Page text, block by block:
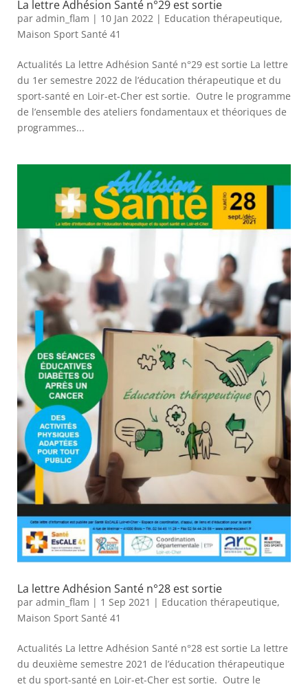
La lettre Adhésion Santé n°29 est sortie
par admin_flam | 10 Jan 2022 | Education thérapeutique,
Maison Sport Santé 41
Actualités La lettre Adhésion Santé n°29 est sortie La lettre
du 1er semestre 2022 de l’éducation thérapeutique et du
sport-santé en Loir-et-Cher est sortie. Outre le programme
de l’ensemble des ateliers fondamentaux et théoriques de
programmes...
La lettre Adhésion Santé n°28 est sortie
par admin_flam | 1 Sep 2021 | Education thérapeutique,
Maison Sport Santé 41
Actualités La lettre Adhésion Santé n°28 est sortie La lettre
du deuxième semestre 2021 de l’éducation thérapeutique
et du sport-santé en Loir-et-Cher est sortie. Outre le